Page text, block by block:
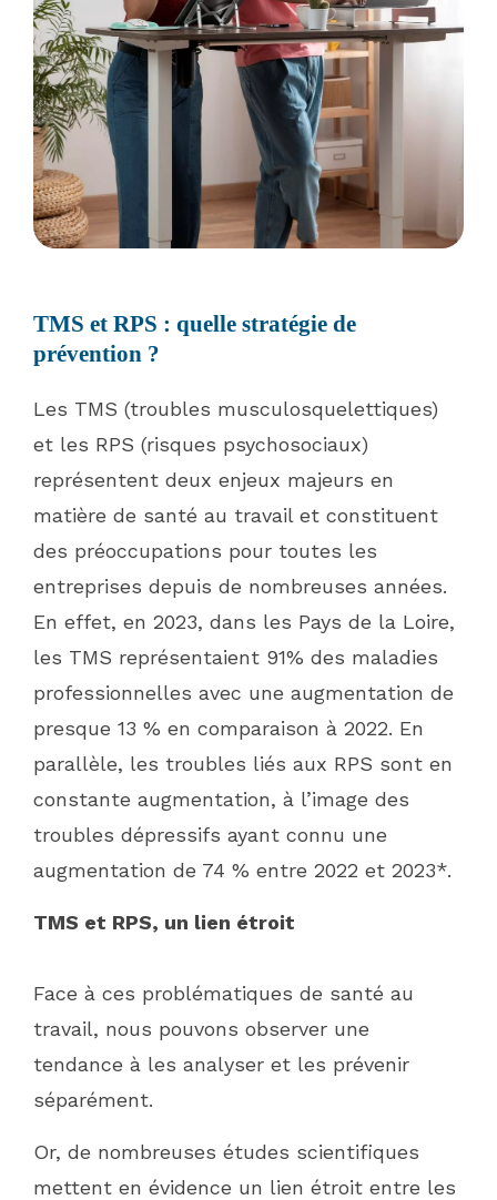
TMS et RPS : quelle stratégie de
prévention ?
Les TMS (troubles musculosquelettiques)
et les RPS (risques psychosociaux)
représentent deux enjeux majeurs en
matière de santé au travail et constituent
des préoccupations pour toutes les
entreprises depuis de nombreuses années.
En effet, en 2023, dans les Pays de la Loire,
les TMS représentaient 91% des maladies
professionnelles avec une augmentation de
presque 13 % en comparaison à 2022. En
parallèle, les troubles liés aux RPS sont en
constante augmentation, à l’image des
troubles dépressifs ayant connu une
augmentation de 74 % entre 2022 et 2023*.
TMS et RPS, un lien étroit
Face à ces problématiques de santé au
travail, nous pouvons observer une
tendance à les analyser et les prévenir
séparément.
Or, de nombreuses études scientifiques
mettent en évidence un lien étroit entre les